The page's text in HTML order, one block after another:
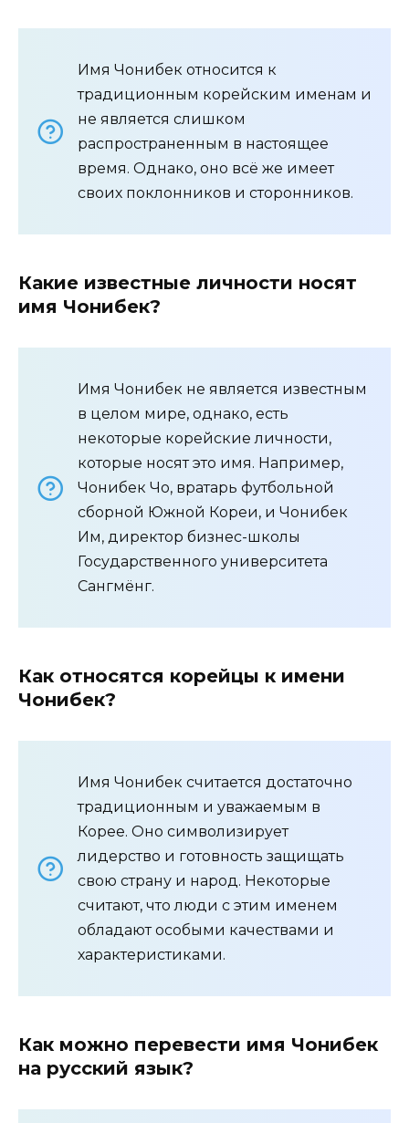
Имя Чонибек относится к
традиционным корейским именам и
не является слишком
распространенным в настоящее
время. Однако, оно всё же имеет
своих поклонников и сторонников.
Какие известные личности носят
имя Чонибек?
Имя Чонибек не является известным
в целом мире, однако, есть
некоторые корейские личности,
которые носят это имя. Например,
Чонибек Чо, вратарь футбольной
сборной Южной Кореи, и Чонибек
Им, директор бизнес-школы
Государственного университета
Сангмёнг.
Как относятся корейцы к имени
Чонибек?
Имя Чонибек считается достаточно
традиционным и уважаемым в
Корее. Оно символизирует
лидерство и готовность защищать
свою страну и народ. Некоторые
считают, что люди с этим именем
обладают особыми качествами и
характеристиками.
Как можно перевести имя Чонибек
на русский язык?